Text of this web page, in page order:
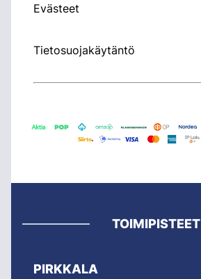
Evästeet
Tietosuojakäytäntö
TOIMIPISTEET
PIRKKALA